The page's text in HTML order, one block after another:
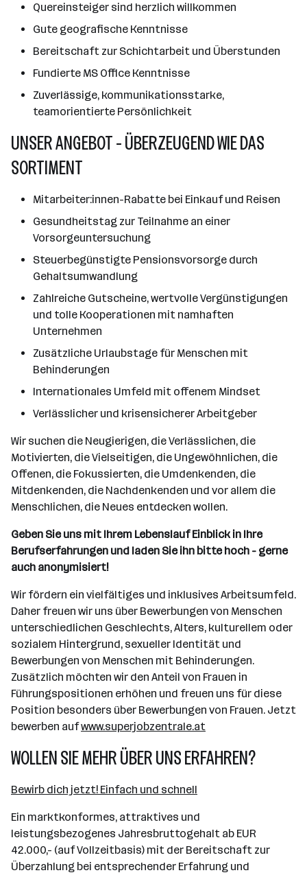
Quereinsteiger sind herzlich willkommen
Gute geografische Kenntnisse
Bereitschaft zur Schichtarbeit und Überstunden
Fundierte MS Office Kenntnisse
Zuverlässige, kommunikationsstarke,
teamorientierte Persönlichkeit
UNSER ANGEBOT - ÜBERZEUGEND WIE DAS
SORTIMENT
Mitarbeiter:innen-Rabatte bei Einkauf und Reisen
Gesundheitstag zur Teilnahme an einer
Vorsorgeuntersuchung
Steuerbegünstigte Pensionsvorsorge durch
Gehaltsumwandlung
Zahlreiche Gutscheine, wertvolle Vergünstigungen
und tolle Kooperationen mit namhaften
Unternehmen
Zusätzliche Urlaubstage für Menschen mit
Behinderungen
Internationales Umfeld mit offenem Mindset
Verlässlicher und krisensicherer Arbeitgeber
Wir suchen die Neugierigen, die Verlässlichen, die
Motivierten, die Vielseitigen, die Ungewöhnlichen, die
Offenen, die Fokussierten, die Umdenkenden, die
Mitdenkenden, die Nachdenkenden und vor allem die
Menschlichen, die Neues entdecken wollen.
Geben Sie uns mit Ihrem Lebenslauf Einblick in Ihre
Berufserfahrungen und laden Sie ihn bitte hoch - gerne
auch anonymisiert!
Wir fördern ein vielfältiges und inklusives Arbeitsumfeld.
Daher freuen wir uns über Bewerbungen von Menschen
unterschiedlichen Geschlechts, Alters, kulturellem oder
sozialem Hintergrund, sexueller Identität und
Bewerbungen von Menschen mit Behinderungen.
Zusätzlich möchten wir den Anteil von Frauen in
Führungspositionen erhöhen und freuen uns für diese
Position besonders über Bewerbungen von Frauen. Jetzt
bewerben aufwww.superjobzentrale.at
WOLLEN SIE MEHR ÜBER UNS ERFAHREN?
Bewirb dich jetzt! Einfach und schnell
Ein marktkonformes, attraktives und
leistungsbezogenes Jahresbruttogehalt ab EUR
42.000,- (auf Vollzeitbasis) mit der Bereitschaft zur
Überzahlung bei entsprechender Erfahrung und